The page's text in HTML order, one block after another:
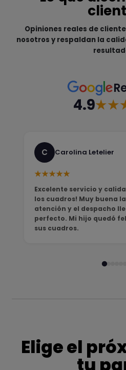
Opiniones reales de
nosotros y respaldan la
4.9
C Carolina Letelier
★★★★★
Excelente servicio y
los cuadros! Muy buena la
atención y el despacho
perfecto. Mi hijo quedó
sus cuadros.
Elige el
tu